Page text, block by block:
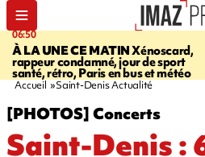
06:50
À LA UNE CE MATINXénoscard,
rappeur condamné, jour de sport
santé, rétro, Paris en bus et météo
Accueil Saint-Denis Actualité
[PHOTOS] Concerts
Saint-Denis :